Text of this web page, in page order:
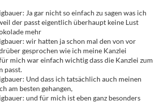
Ja gar nicht so einfach zu sagen was ich
der passt eigentlich überhaupt keine Lust
mehr
wir hatten ja schon mal den von vor
gesprochen wie ich meine Kanzlei
mich war einfach wichtig dass die Kanzlei zum
passt.
Und dass ich tatsächlich auch meinen
am besten gehangen,
und für mich ist eben ganz besonders